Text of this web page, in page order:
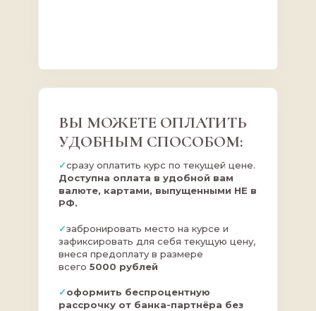
ВЫ МОЖЕТЕ ОПЛАТИТЬ
УДОБНЫМ СПОСОБОМ:
✓сразу оплатить курс по текущей цене.
Доступна оплата в удобной вам
валюте, картами, выпущенными НЕ в
РФ.
✓забронировать место на курсе и
зафиксировать для себя текущую цену,
внеся предоплату в размере
всего 5000 рублей
✓оформить беспроцентную
рассрочку от банка-партнёра без